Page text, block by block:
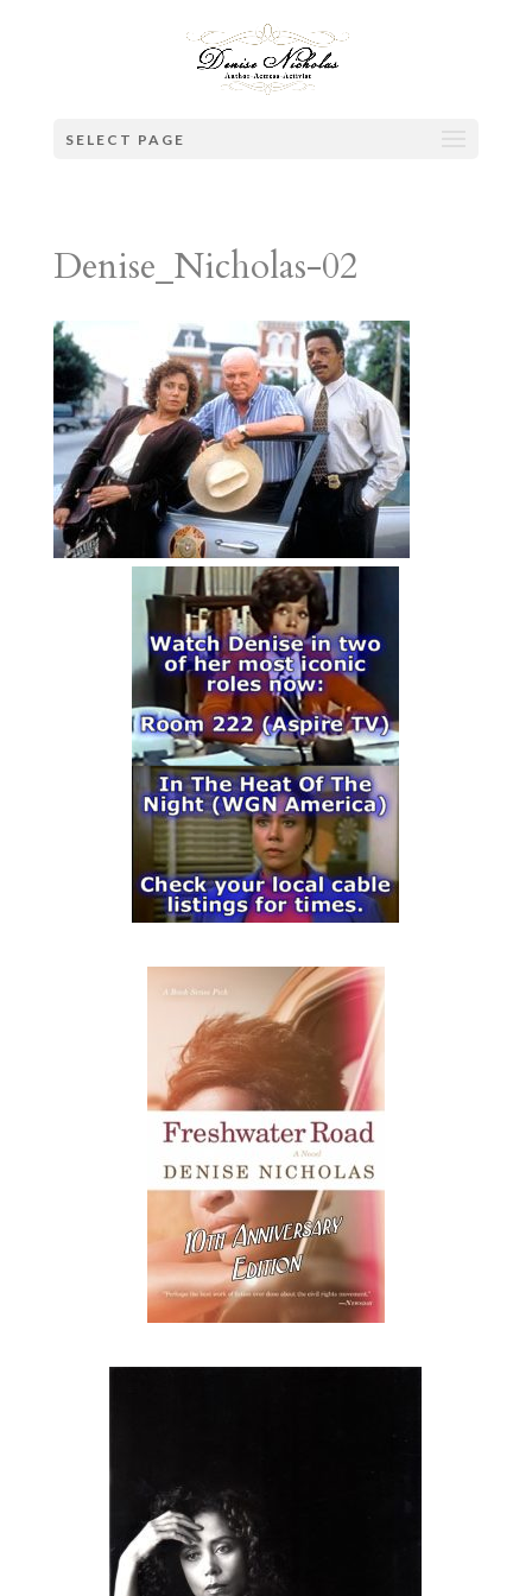
SELECT PAGE
Denise_Nicholas-02